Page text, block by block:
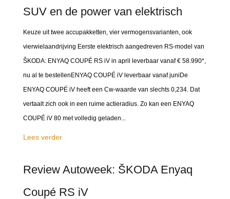
SUV en de power van elektrisch
Keuze uit twee accupakketten, vier vermogensvarianten, ook
vierwielaandrijving Eerste elektrisch aangedreven RS-model van
ŠKODA: ENYAQ COUPÉ RS iV in april leverbaar vanaf € 58.990*,
nu al te bestellenENYAQ COUPÉ iV leverbaar vanaf juniDe
ENYAQ COUPÉ iV heeft een Cw-waarde van slechts 0,234. Dat
vertaalt zich ook in een ruime actieradius. Zo kan een ENYAQ
COUPÉ iV 80 met volledig geladen...
Lees verder
Review Autoweek: ŠKODA Enyaq
Coupé RS iV